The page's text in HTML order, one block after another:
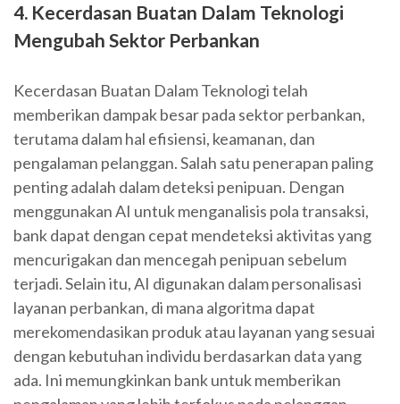
4. Kecerdasan Buatan Dalam Teknologi
Mengubah Sektor Perbankan
Kecerdasan Buatan Dalam Teknologi telah
memberikan dampak besar pada sektor perbankan,
terutama dalam hal efisiensi, keamanan, dan
pengalaman pelanggan. Salah satu penerapan paling
penting adalah dalam deteksi penipuan. Dengan
menggunakan AI untuk menganalisis pola transaksi,
bank dapat dengan cepat mendeteksi aktivitas yang
mencurigakan dan mencegah penipuan sebelum
terjadi. Selain itu, AI digunakan dalam personalisasi
layanan perbankan, di mana algoritma dapat
merekomendasikan produk atau layanan yang sesuai
dengan kebutuhan individu berdasarkan data yang
ada. Ini memungkinkan bank untuk memberikan